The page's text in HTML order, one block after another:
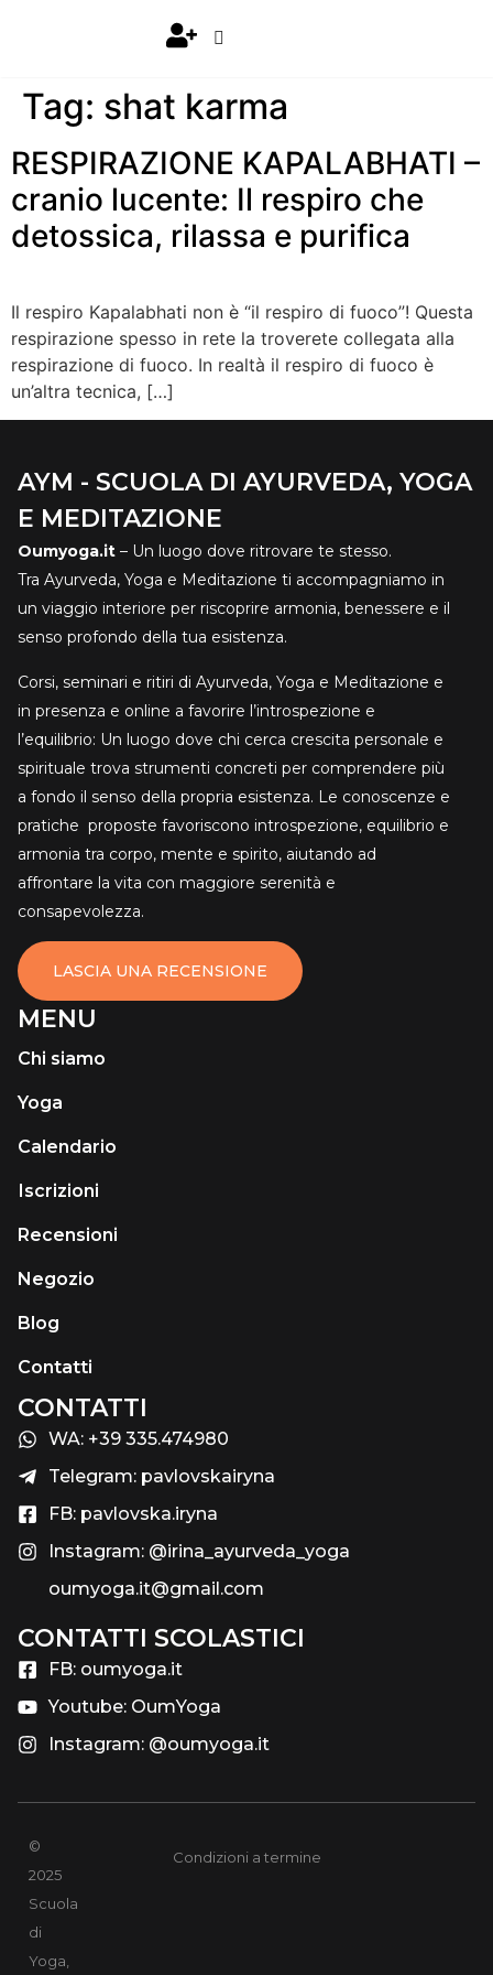
Tag: shat karma
RESPIRAZIONE KAPALABHATI –
cranio lucente: Il respiro che
detossica, rilassa e purifica
Il respiro Kapalabhati non è “il respiro di fuoco”! Questa
respirazione spesso in rete la troverete collegata alla
respirazione di fuoco. In realtà il respiro di fuoco è
un’altra tecnica, […]
AYM - SCUOLA DI AYURVEDA, YOGA
E MEDITAZIONE
Oumyoga.it – Un luogo dove ritrovare te stesso.
Tra Ayurveda, Yoga e Meditazione ti accompagniamo in
un viaggio interiore per riscoprire armonia, benessere e il
senso profondo della tua esistenza.
Corsi, seminari e ritiri di Ayurveda, Yoga e Meditazione e
in presenza e online a favorire l’introspezione e
l’equilibrio: Un luogo dove chi cerca crescita personale e
spirituale trova strumenti concreti per comprendere più
a fondo il senso della propria esistenza. Le conoscenze e
pratiche proposte favoriscono introspezione, equilibrio e
armonia tra corpo, mente e spirito, aiutando ad
affrontare la vita con maggiore serenità e
consapevolezza.
LASCIA UNA RECENSIONE
MENU
Chi siamo
Yoga
Calendario
Іscrizioni
Recensioni
Negozio
Blog
Contatti
CONTATTI
WA: +39 335.474980
Telegram: pavlovskairyna
FB: pavlovska.iryna
Instagram: @irina_ayurveda_yoga
oumyoga.it@gmail.com
CONTATTI SCOLASTICI​
FB: oumyoga.it
Youtube: OumYoga
Instagram: @oumyoga.it
©
2025
Scuola
di
Yoga,
Condizioni a termine